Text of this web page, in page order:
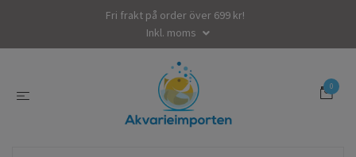
Fri frakt på order över 699 kr!
Inkl. moms
0